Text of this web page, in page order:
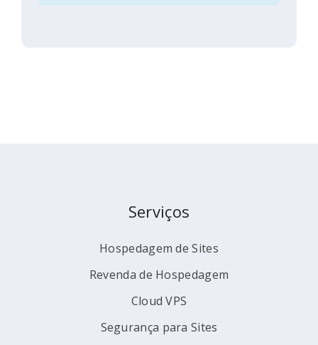
Serviços
Hospedagem de Sites
Revenda de Hospedagem
Cloud VPS
Segurança para Sites